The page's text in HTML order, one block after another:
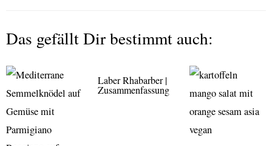
Das gefällt Dir bestimmt auch:
Laber Rhabarber |
Zusammenfassung